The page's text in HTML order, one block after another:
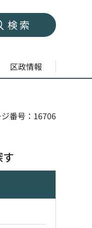
検索
区政情報
番号：16706